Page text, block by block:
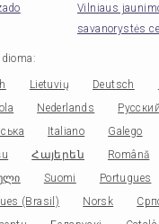
Vilniaus
savanorystės
:
Lietuvių Deutsch
Nederlands Русский
Italiano Galego
Հայերեն Română
Suomi
Portugues
(Brasil)
Norsk